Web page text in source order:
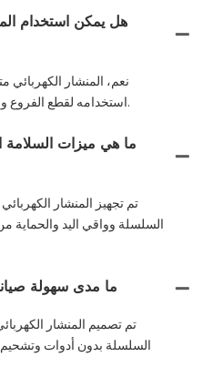
هل يمكن استخدام
نعم، المنشار الكهربائي
استخدامه لقطع الفروع والأشجار بمختلف أحجامها.
ما هي ميزات السلامة
تم تجهيز المنشار
السلسلة وواقي اليد والحماية
ما مدى سهولة
تم تصميم المنشار
السلسلة بدون أدوات وتشحيم